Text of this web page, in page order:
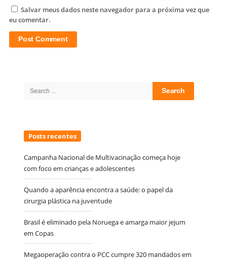
Salvar meus dados neste navegador para a próxima vez que
eu comentar.
Posts recentes
Campanha Nacional de Multivacinação começa hoje
com foco em crianças e adolescentes
Quando a aparência encontra a saúde: o papel da
cirurgia plástica na juventude
Brasil é eliminado pela Noruega e amarga maior jejum
em Copas
Megaoperação contra o PCC cumpre 320 mandados em